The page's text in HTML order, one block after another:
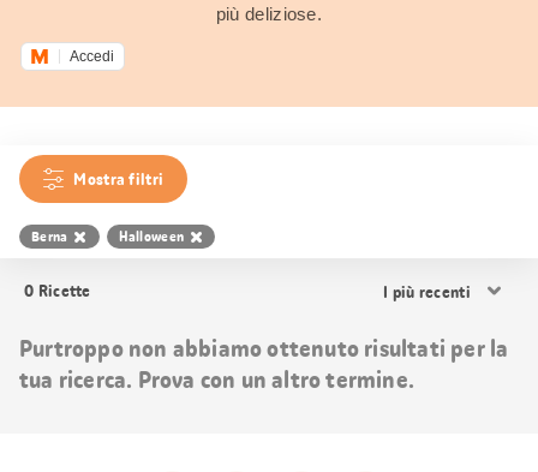
più deliziose.
Accedi
Mostra filtri
Berna Halloween
0 Ricette
i
Purtroppo non abbiamo ottenuto risultati per la
tua ricerca. Prova con un altro termine.